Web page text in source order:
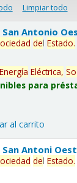
Limpiar todo
Antonio
delEstado.
Energía Eléctrica,
para
al carrito
Antoni
delEstado.